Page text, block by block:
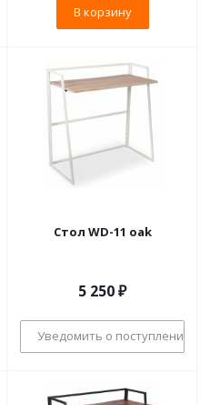
В корзину
Cтол WD-11 oak
5 250₽
Уведомить о поступлении